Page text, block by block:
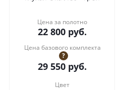
Цена за полотно
22 800 руб.
Цена базового комплекта
?
29 550 руб.
Цвет